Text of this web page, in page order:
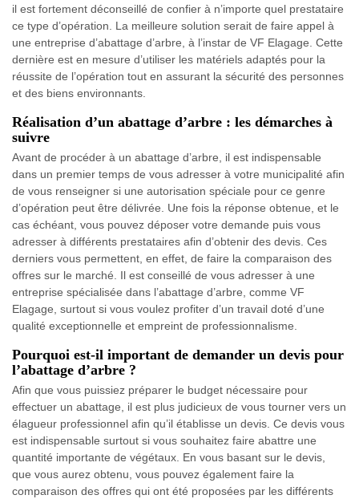
il est fortement déconseillé de confier à n’importe quel prestataire
ce type d’opération. La meilleure solution serait de faire appel à
une entreprise d’abattage d’arbre, à l’instar de VF Elagage. Cette
dernière est en mesure d’utiliser les matériels adaptés pour la
réussite de l’opération tout en assurant la sécurité des personnes
et des biens environnants.
Réalisation d’un abattage d’arbre : les démarches à
suivre
Avant de procéder à un abattage d’arbre, il est indispensable
dans un premier temps de vous adresser à votre municipalité afin
de vous renseigner si une autorisation spéciale pour ce genre
d’opération peut être délivrée. Une fois la réponse obtenue, et le
cas échéant, vous pouvez déposer votre demande puis vous
adresser à différents prestataires afin d’obtenir des devis. Ces
derniers vous permettent, en effet, de faire la comparaison des
offres sur le marché. Il est conseillé de vous adresser à une
entreprise spécialisée dans l’abattage d’arbre, comme VF
Elagage, surtout si vous voulez profiter d’un travail doté d’une
qualité exceptionnelle et empreint de professionnalisme.
Pourquoi est-il important de demander un devis pour
l’abattage d’arbre ?
Afin que vous puissiez préparer le budget nécessaire pour
effectuer un abattage, il est plus judicieux de vous tourner vers un
élagueur professionnel afin qu’il établisse un devis. Ce devis vous
est indispensable surtout si vous souhaitez faire abattre une
quantité importante de végétaux. En vous basant sur le devis,
que vous aurez obtenu, vous pouvez également faire la
comparaison des offres qui ont été proposées par les différents